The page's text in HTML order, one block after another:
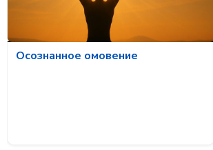
Осознанное омовение